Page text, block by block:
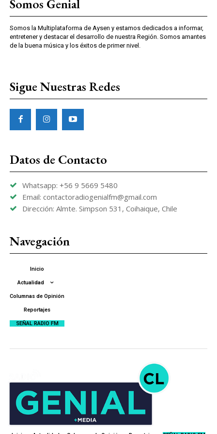
Somos Genial
Somos la Multiplataforma de Aysen y estamos dedicados a informar,
entretener y destacar el desarrollo de nuestra Región. Somos amantes
de la buena música y los éxitos de primer nivel.
Sigue Nuestras Redes
Datos de Contacto
Whatsapp: +56 9 5669 5480
Email: contactoradiogenialfm@gmail.com
Dirección: Almte. Simpson 531, Coihaique, Chile
Navegación
Inicio
Actualidad
Columnas de Opinión
Reportajes
SEÑAL RADIO FM